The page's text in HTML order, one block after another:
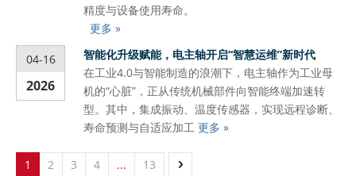
精度与设备使用寿命。
更多 »
04-16
2026
智能化升级赋能，电主轴开启“智慧运维”新时代
在工业4.0与智能制造的浪潮下，电主轴作为工业母
机的“心脏”，正从传统机械部件向智能终端加速转
型。其中，集成振动、温度传感器，实现远程诊断、
寿命预测与自适应加工 更多 »
1 2 3 4 ... 13